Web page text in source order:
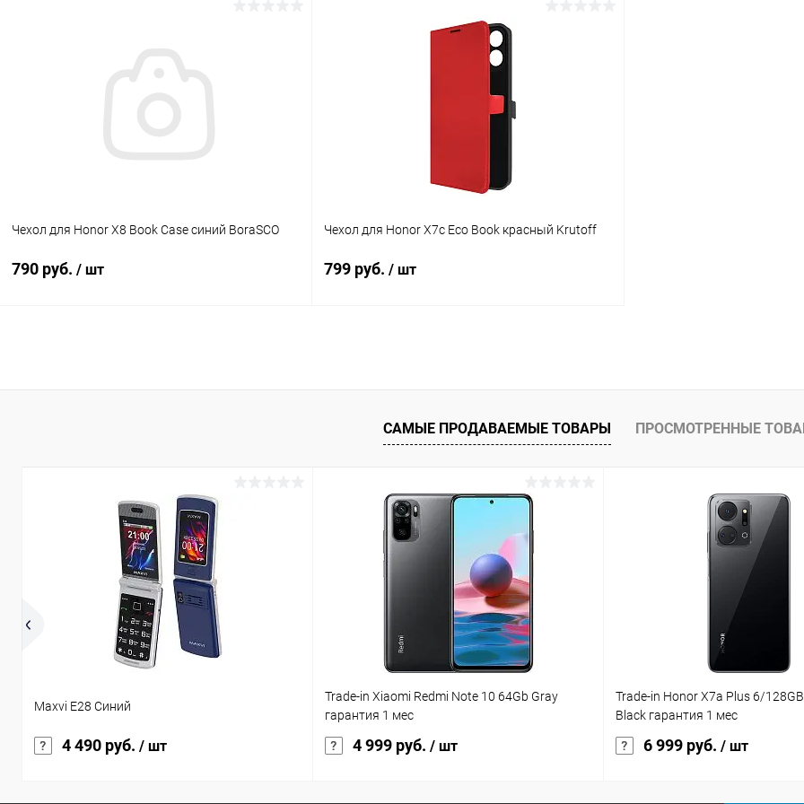
В корзину
В наличии
Чехол для Honor X8 Book Case синий BoraSCO
790 руб. / шт
К сравнению
Чехол для Honor X7c Eco Book красный Krutoff
799 руб. / шт
К сравнению
В избранное В наличии
САМЫЕ ПРОДАВАЕМЫЕ ТОВАРЫ ПРОСМОТРЕННЫЕ
Maxvi E28 Синий
4 490 руб. / шт
Trade-in Xiaomi Redmi Note 10 64Gb Gray
гарантия 1 мес
4 999 руб. / шт
Trade-in Honor X7a Plus 6/
Black гарантия 1 мес
6 999 руб. / шт